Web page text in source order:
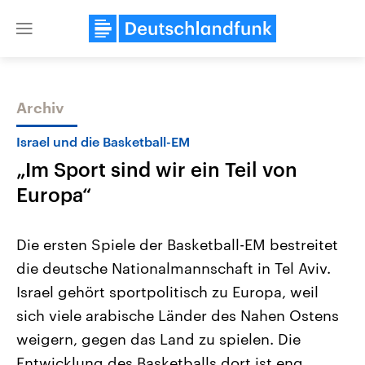
Close
Themen
Landtagswahl Sachsen-Anhalt
2026
Alle Informationen
Sachsen-Anhalt wählt am 6.
September 2026 einen neuen
Landtag. Seit 2021 wird das
Bundesland von einer Koalition aus
USA
Aktuelle Beiträge,
Hintergründe
Wirtschaftlich und
gehören die Vereinigten
den mächtigsten Ländern
mit großem Einfluss auf
Archiv
Israel und die Basketball-EM
„Im Sport sind wir ein Teil von
Europa“
Die ersten Spiele der Basketball-EM bestreitet
die deutsche Nationalmannschaft in Tel Aviv.
Israel gehört sportpolitisch zu Europa, weil
sich viele arabische Länder des Nahen Ostens
weigern, gegen das Land zu spielen. Die